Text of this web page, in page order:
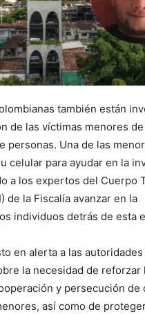
también están
de las víctimas menores
personas. Una de las
celular para ayudar en la
a los expertos del Cuerpo
de la Fiscalía avanzar en la
individuos detrás de esta
en alerta a las autoridades
la necesidad de reforzar
y persecución de
así como de